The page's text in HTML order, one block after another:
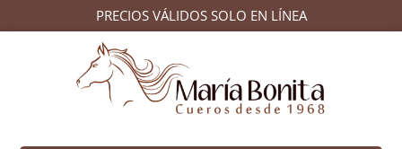
PRECIOS VÁLIDOS SOLO EN LÍNEA